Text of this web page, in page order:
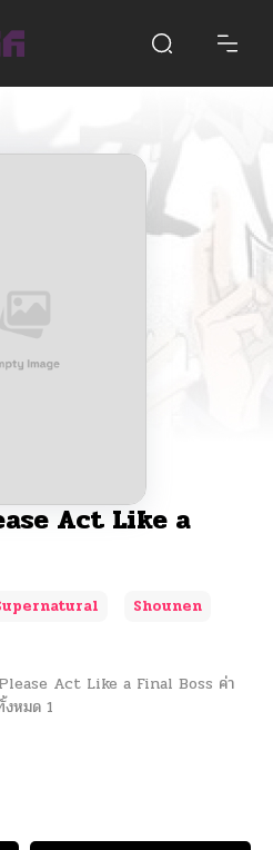
Act Like a
Shounen
Act Like a Final Boss ค่า
งหมด 1